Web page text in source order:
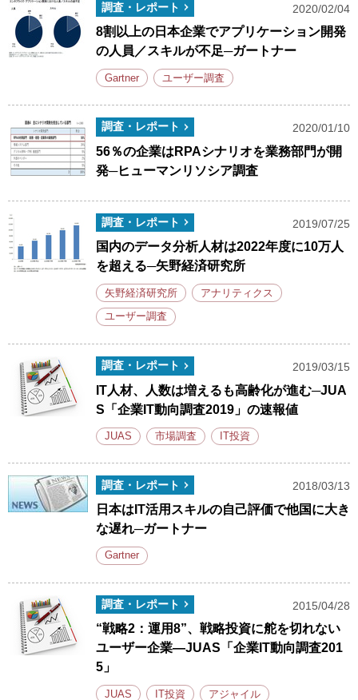
調査・レポート 2020/02/04
8割以上の日本企業でアプリケーション開発
の人員／スキルが不足─ガートナー
Gartner ユーザー調査
調査・レポート 2020/01/10
56％の企業はRPAシナリオを業務部門が開
発─ヒューマンリソシア調査
調査・レポート 2019/07/25
国内のデータ分析人材は2022年度に10万人
を超える─矢野経済研究所
矢野経済研究所 アナリティクス
ユーザー調査
調査・レポート 2019/03/15
IT人材、人数は増えるも高齢化が進む─JUA
S「企業IT動向調査2019」の速報値
JUAS 市場調査 IT投資
調査・レポート 2018/03/13
日本はIT活用スキルの自己評価で他国に大き
な遅れ─ガートナー
Gartner
調査・レポート 2015/04/28
“戦略2：運用8”、戦略投資に舵を切れない
ユーザー企業―JUAS「企業IT動向調査201
5」
JUAS IT投資 アジャイル